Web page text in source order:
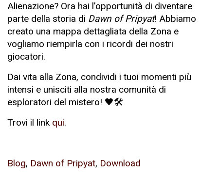
Alienazione? Ora hai l’opportunità di diventare
parte della storia di Dawn of Pripyat! Abbiamo
creato una mappa dettagliata della Zona e
vogliamo riempirla con i ricordi dei nostri
giocatori.
Dai vita alla Zona, condividi i tuoi momenti più
intensi e unisciti alla nostra comunità di
esploratori del mistero! 🖤🛠️
Trovi il link qui.
Blog, Dawn of Pripyat, Download